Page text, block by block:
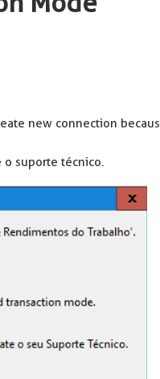
new connection
o suporte técnico.